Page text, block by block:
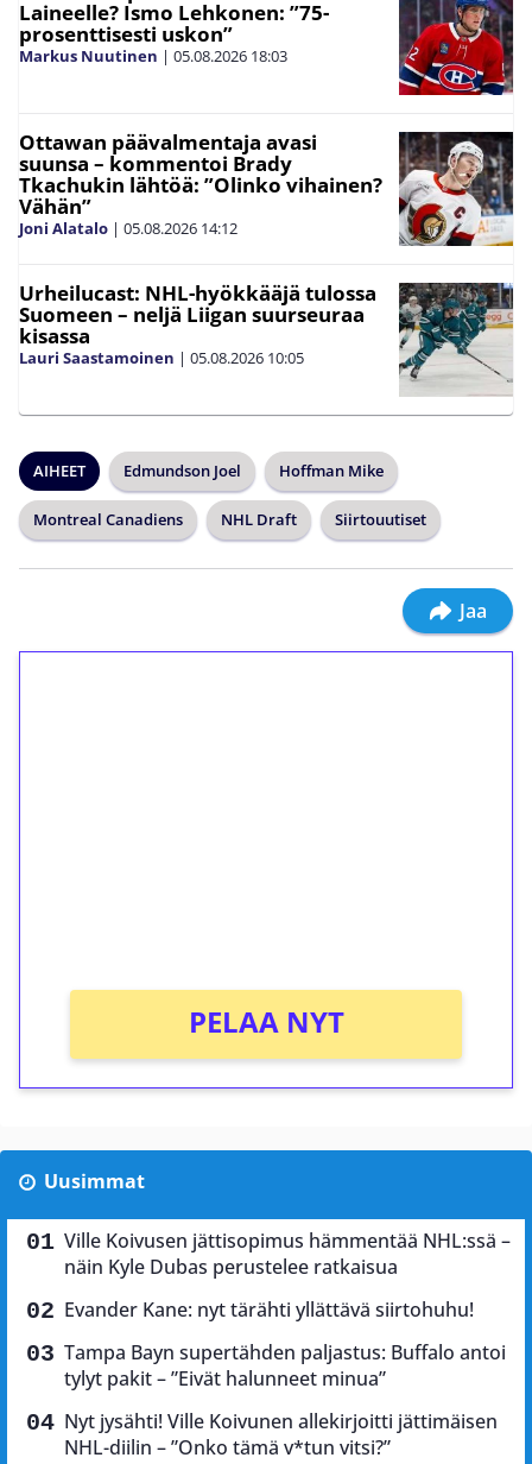
Laineelle? Ismo Lehkonen: ”75-
prosenttisesti uskon”
Markus Nuutinen | 05.08.2026 18:03
Ottawan päävalmentaja avasi
suunsa – kommentoi Brady
Tkachukin lähtöä: ”Olinko vihainen?
Vähän”
Joni Alatalo | 05.08.2026 14:12
Urheilucast: NHL-hyökkääjä tulossa
Suomeen – neljä Liigan suurseuraa
kisassa
Lauri Saastamoinen | 05.08.2026 10:05
AIHEET Edmundson Joel Hoffman Mike
Montreal Canadiens NHL Draft Siirtouutiset
Jaa
PELAA NYT
Uusimmat
Ville Koivusen jättisopimus hämmentää NHL:ssä –
näin Kyle Dubas perustelee ratkaisua
Evander Kane: nyt tärähti yllättävä siirtohuhu!
Tampa Bayn supertähden paljastus: Buffalo antoi
tylyt pakit – ”Eivät halunneet minua”
Nyt jysähti! Ville Koivunen allekirjoitti jättimäisen
NHL-diilin – ”Onko tämä v*tun vitsi?”